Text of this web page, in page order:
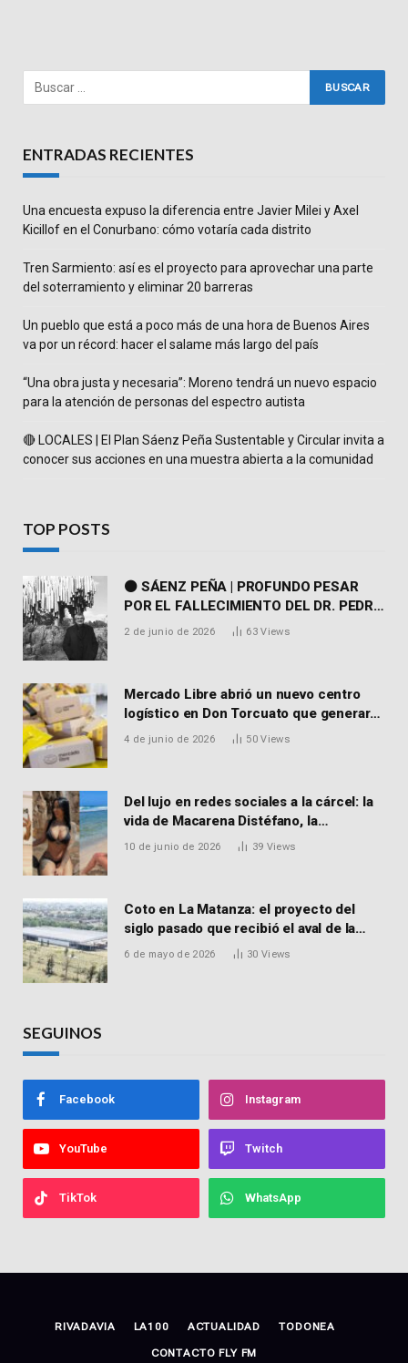
ENTRADAS RECIENTES
Una encuesta expuso la diferencia entre Javier Milei y Axel
Kicillof en el Conurbano: cómo votaría cada distrito
Tren Sarmiento: así es el proyecto para aprovechar una parte
del soterramiento y eliminar 20 barreras
Un pueblo que está a poco más de una hora de Buenos Aires
va por un récord: hacer el salame más largo del país
“Una obra justa y necesaria”: Moreno tendrá un nuevo espacio
para la atención de personas del espectro autista
🔴 LOCALES | El Plan Sáenz Peña Sustentable y Circular invita a
conocer sus acciones en una muestra abierta a la comunidad
TOP POSTS
⚫ SÁENZ PEÑA | PROFUNDO PESAR
POR EL FALLECIMIENTO DEL DR. PEDRO
MARTORELL
2 de junio de 2026 63Views
Mercado Libre abrió un nuevo centro
logístico en Don Torcuato que generará
900 empleos: cómo enviar el CV
4 de junio de 2026 50Views
Del lujo en redes sociales a la cárcel: la
vida de Macarena Distéfano, la
influencer de San Martín acusada de
10 de junio de 2026 39 Views
Coto en La Matanza: el proyecto del
siglo pasado que recibió el aval de la
Justicia para reactivar una obra frenada
6 de mayo de 2026 30 Views
SEGUINOS
Facebook Instagram
YouTube Twitch
TikTok WhatsApp
RIVADAVIA LA100 ACTUALIDAD TODONEA
CONTACTO FLY FM